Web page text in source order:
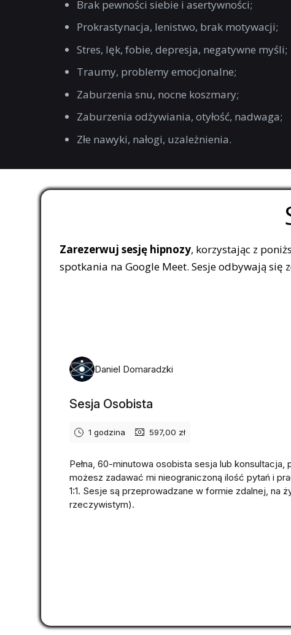
Brak pewności siebie i asertywności;
Prokrastynacja, lenistwo, brak motywacji;
Stres, lęk, fobie, depresja, negatywne myśli;
Traumy, problemy emocjonalne;
Zaburzenia snu, nocne koszmary;
Zaburzenia odżywiania, otyłość, nadwaga;
Złe nawyki, nałogi, uzależnienia.
Zarezerwuj sesję hipnozy, korzystając z
spotkania na Google Meet. Sesje odbywają